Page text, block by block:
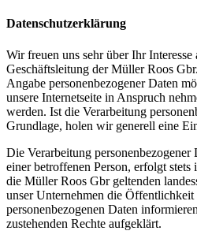
Datenschutzerklärung
Wir freuen uns sehr über Ihr
Geschäftsleitung der Müller Roos
Angabe personenbezogener Daten
unsere Internetseite in Anspruch
werden. Ist die Verarbeitung
Grundlage, holen wir generell eine
Die Verarbeitung
einer betroffenen Person, erfolgt
die Müller Roos Gbr geltenden
unser Unternehmen die
personenbezogenen Daten
zustehenden Rechte aufgeklärt.